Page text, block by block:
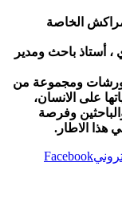
مراكش الخاصة
أستاذ باحث ومدير
ورشات ومجموعة من
على الانسان،
وفرصة
هذا الاطار.
Facebook